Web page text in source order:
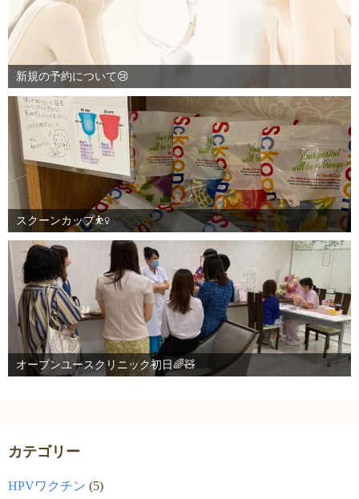
新規の予約について😢
スクーンカップ⛹️‍♀️
オープンユースクリニック初日🌈🧸
カテゴリー
HPVワクチン (5)